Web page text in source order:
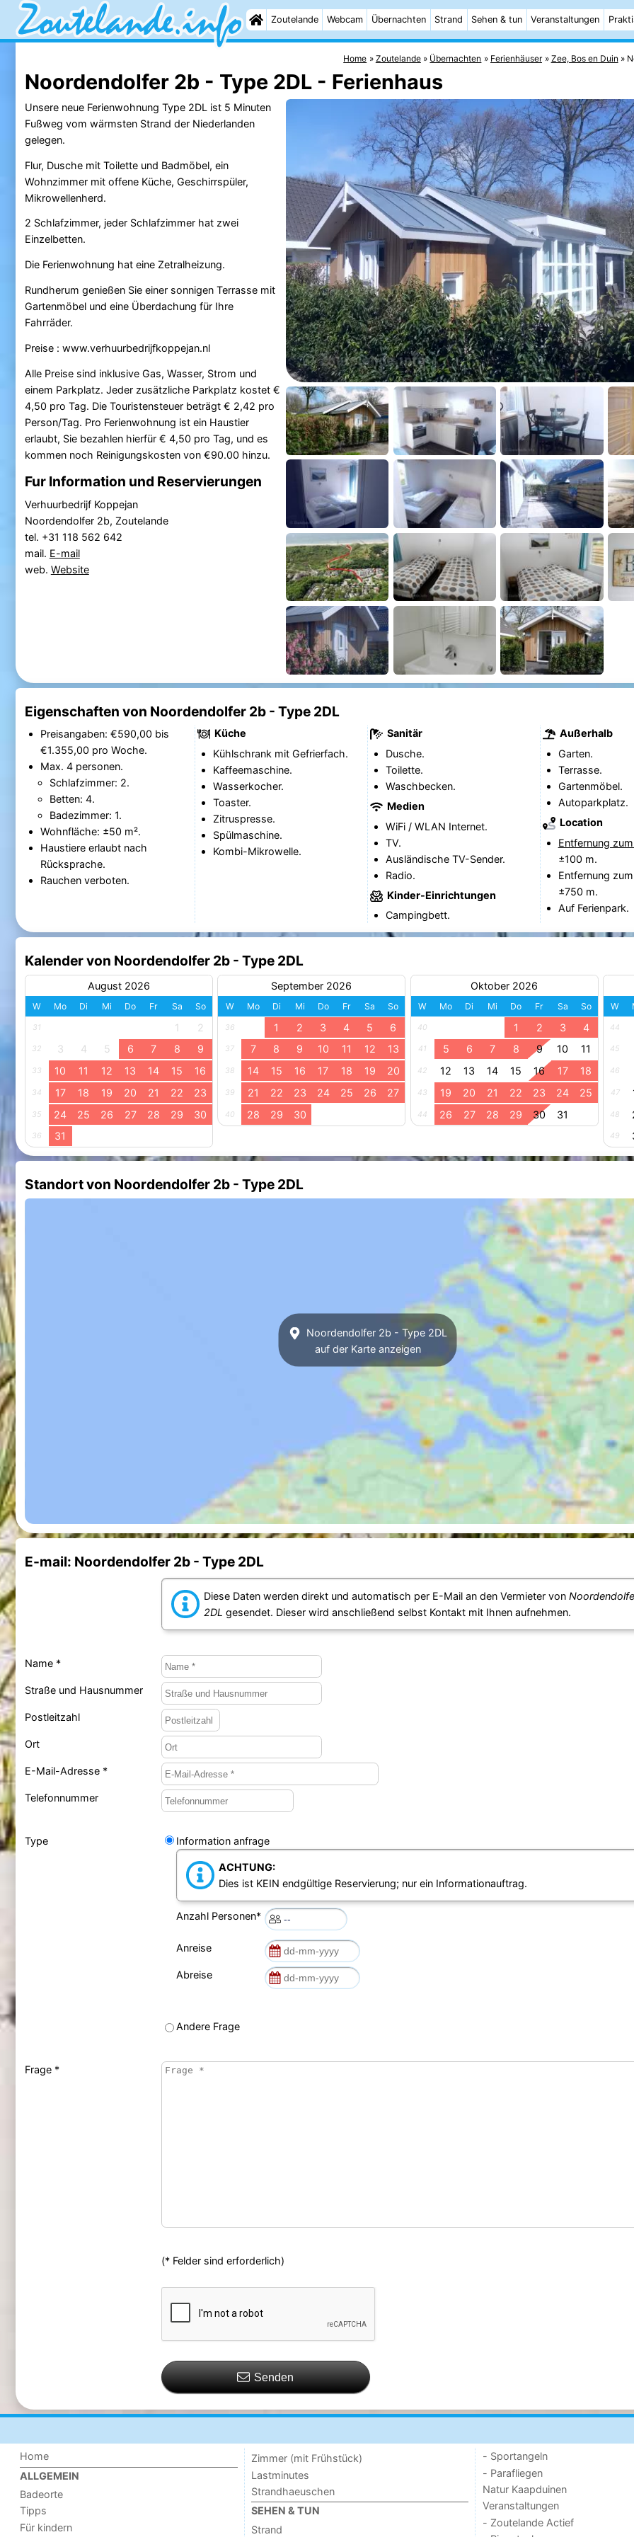
Zoutelande Webcam Übernachten Strand Sehen & tun Veranstaltungen
Home Zoutelande Übernachten Ferienhäuser Zee, Bos en Duin
Noordendolfer 2b - Type 2DL - Ferienhaus
Unsere neue Ferienwohnung Type 2DL ist 5 Minuten
Fußweg vom wärmsten Strand der Niederlanden
gelegen.
Flur, Dusche mit Toilette und Badmöbel, ein
Wohnzimmer mit offene Küche, Geschirrspüler,
Mikrowellenherd.
2 Schlafzimmer, jeder Schlafzimmer hat zwei
Einzelbetten.
Die Ferienwohnung hat eine Zetralheizung.
Rundherum genießen Sie einer sonnigen Terrasse mit
Gartenmöbel und eine Überdachung für Ihre
Fahrräder.
Preise : www.verhuurbedrijfkoppejan.nl
Alle Preise sind inklusive Gas, Wasser, Strom und
einem Parkplatz. Jeder zusätzliche Parkplatz kostet €
4,50 pro Tag. Die Touristensteuer beträgt € 2,42 pro
Person/Tag. Pro Ferienwohnung ist ein Haustier
erlaubt, Sie bezahlen hierfür € 4,50 pro Tag, und es
kommen noch Reinigungskosten von €90.00 hinzu.
Fur Information und Reservierungen
Verhuurbedrijf Koppejan
Noordendolfer 2b, Zoutelande
tel. +31 118 562 642
mail. E-mail
web. Website
Eigenschaften von Noordendolfer 2b - Type 2DL
Preisangaben: €590,00 bis
€1.355,00 pro Woche.
Max. 4 personen.
Schlafzimmer: 2.
Betten: 4.
Badezimmer: 1.
Wohnfläche: ±50 m².
Haustiere erlaubt nach
Rücksprache.
Rauchen verboten.
Küche
Kühlschrank mit Gefrierfach.
Kaffeemaschine.
Wasserkocher.
Toaster.
Zitruspresse.
Spülmaschine.
Kombi-Mikrowelle.
Sanitär
Dusche.
Toilette.
Waschbecken.
Medien
WiFi / WLAN Internet.
TV.
Ausländische TV-Sender.
Radio.
Kinder-Einrichtungen
Campingbett.
Außerhalb
Garten.
Terrasse.
Gartenmöbel.
Autoparkplatz.
Location
Entfernung
±100 m.
Entfernung
±750 m.
Auf Ferienpark.
Kalender von Noordendolfer 2b - Type 2DL
August 2026
W Mo Di Mi Do Fr Sa So
31 1 2
32 3 4 5 6 7 8 9
33 10 11 12 13 14 15 16
34 17 18 19 20 21 22 23
35 24 25 26 27 28 29 30
36 31
September 2026
W Mo Di Mi Do Fr Sa So
36 1 2 3 4 5 6
37 7 8 9 10 11 12 13
38 14 15 16 17 18 19 20
39 21 22 23 24 25 26 27
40 28 29 30
Oktober 2026
W Mo Di Mi Do Fr Sa So
40 1 2 3 4
41 5 6 7 8 9 10 11
42 12 13 14 15 16 17 18
43 19 20 21 22 23 24 25
44 26 27 28 29 30 31
W
44
45
46
47
48
49
Standort von Noordendolfer 2b - Type 2DL
Noordendolfer 2b - Type 2DL
auf der Karte anzeigen
E-mail: Noordendolfer 2b - Type 2DL
Diese Daten werden direkt und automatisch per E-Mail an den Vermieter von
2DL gesendet. Dieser wird anschließend selbst Kontakt mit Ihnen aufnehmen.
Name *
Straße und Hausnummer
Postleitzahl
Ort
E-Mail-Adresse *
Telefonnummer
Type Information anfrage
ACHTUNG:
Dies ist KEIN endgültige Reservierung; nur ein Informationauftrag.
Anzahl Personen*
Anreise
Abreise
Andere Frage
Frage *
(* Felder sind erforderlich)
Senden
Home
ALLGEMEIN
Badeorte
Tipps
Für kindern
Zimmer (mit Frühstück)
Lastminutes
Strandhaeuschen
SEHEN & TUN
Strand
- Sportangeln
- Parafliegen
Natur Kaapduinen
Veranstaltungen
- Zoutelande Actief